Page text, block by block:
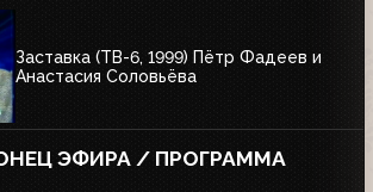
Заставка (ТВ-6, 1999) Пётр Фадеев и
Анастасия Соловьёва
ЭФИРА / ПРОГРАММА